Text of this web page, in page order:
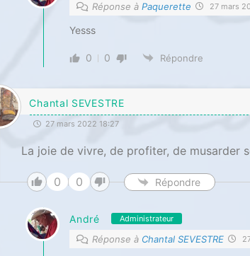
Réponse àPaquerette 27 mars
Yesss
0 0 Répondre
Chantal SEVESTRE
27 mars 2022 18:27
La joie de vivre, de profiter, de musarder
0 0 Répondre
André Administrateur
Réponse à Chantal SEVESTRE